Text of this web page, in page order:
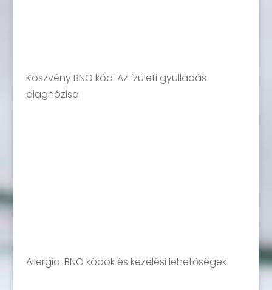
Köszvény BNO kód: Az ízületi gyulladás
diagnózisa
Allergia: BNO kódok és kezelési lehetőségek